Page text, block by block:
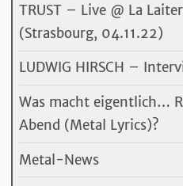
TRUST – Live @ La
(Strasbourg, 04.11.22)
LUDWIG HIRSCH –
Was macht eigentlich…
Abend (Metal Lyrics)?
Metal-News